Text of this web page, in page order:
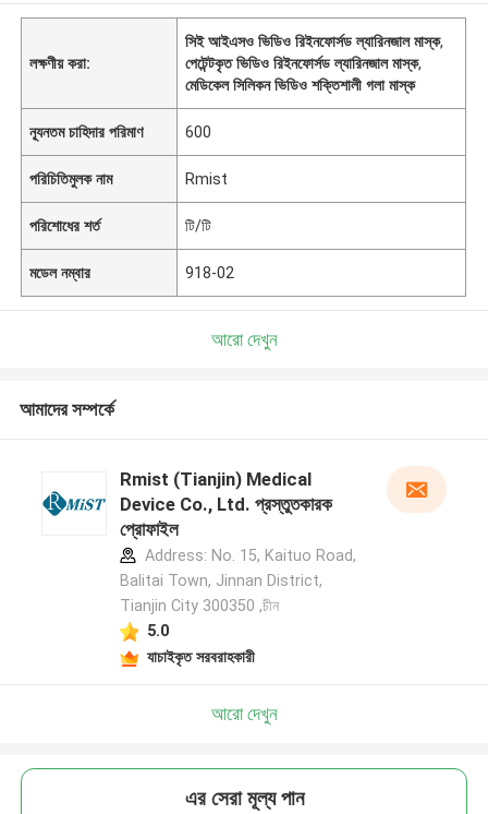
লক্ষণীয় করা:
সিই আইএসও ভিডিও রিইনফোর্সড ল্যারিনজাল মাস্ক,
পেটেন্টকৃত ভিডিও রিইনফোর্সড ল্যারিনজাল মাস্ক,
মেডিকেল সিলিকন ভিডিও শক্তিশালী গলা মাস্ক
ন্যূনতম চাহিদার পরিমাণ 600
পরিচিতিমুলক নাম Rmist
পরিশোধের শর্ত টি/টি
মডেল নম্বার 918-02
আরো দেখুন
আমাদের সম্পর্কে
Rmist (Tianjin) Medical
Device Co., Ltd. প্রস্তুতকারক
প্রোফাইল
Address: No. 15, Kaituo Road,
Balitai Town, Jinnan District,
Tianjin City 300350 ,চীন
5.0
যাচাইকৃত সরবরাহকারী
আরো দেখুন
এর সেরা মূল্য পান